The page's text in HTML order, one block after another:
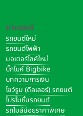
ยานยนต์
รถยนต์ใหม่
รถยนต์ไฟฟ้า
มอเตอร์ไซค์ใหม่
บิ๊กไบค์ Bigbike
บทความการเงิน
โชว์รูม (ดีลเลอร์) รถยนต์
โปรโมชั่นรถยนต์
รถไมล์น้อยราคาพิเศษ